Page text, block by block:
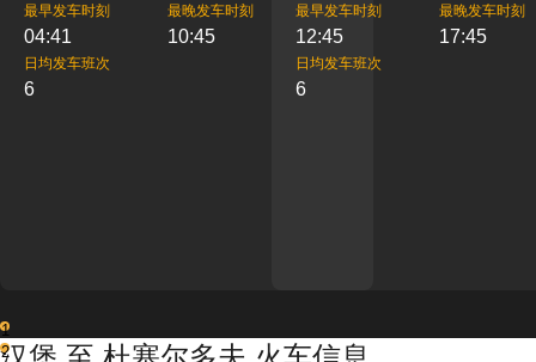
最早发车时刻
04:41
最晚发车时刻
10:45
日均发车班次
6
最早发车时刻
12:45
最晚发车时刻
17:45
日均发车班次
6
1
2